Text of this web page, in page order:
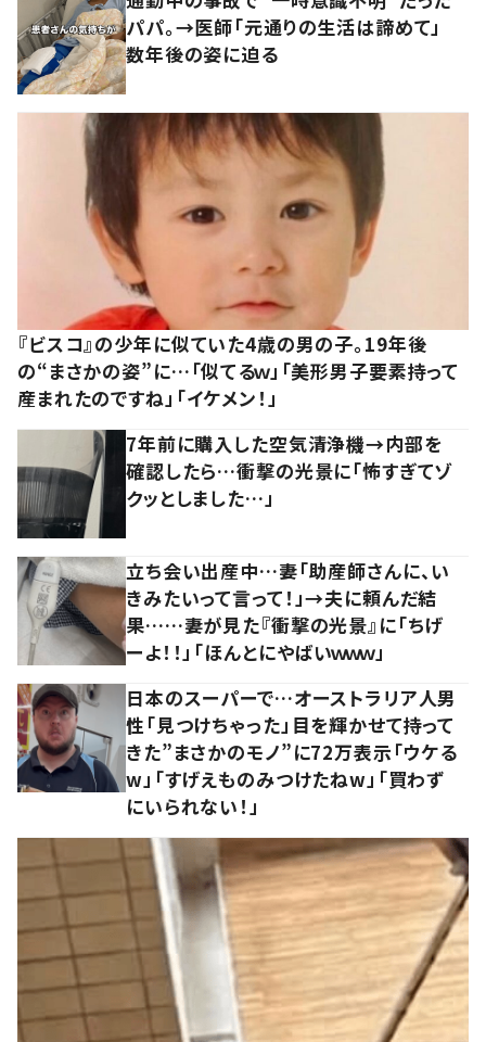
パパ。→医師「元通りの生活は諦めて」
数年後の姿に迫る
『ビスコ』の少年に似ていた4歳の男の子。19年後
の“まさかの姿”に…「似てるｗ」「美形男子要素持って
産まれたのですね」「イケメン！」
7年前に購入した空気清浄機→内部を
確認したら…衝撃の光景に「怖すぎてゾ
クッとしました…」
立ち会い出産中…妻「助産師さんに、い
きみたいって言って！」→夫に頼んだ結
果……妻が見た『衝撃の光景』に「ちげ
ーよ！！」「ほんとにやばいｗｗｗ」
日本のスーパーで…オーストラリア人男
性「見つけちゃった」目を輝かせて持って
きた”まさかのモノ”に72万表示「ウケる
w」「すげえものみつけたねw」「買わず
にいられない！」